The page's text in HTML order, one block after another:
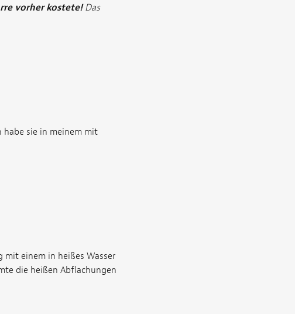
vorher kostete!Das
habe sie in meinem mit
mit einem in heißes Wasser
die heißen Abflachungen